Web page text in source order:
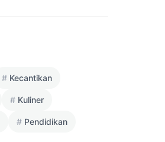
Kecantikan
Kuliner
Pendidikan